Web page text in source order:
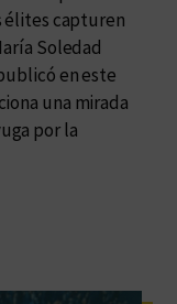
élites capturen
Soledad
en este
una mirada
por la